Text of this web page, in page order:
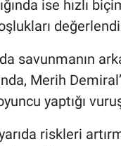
ise hızlı
savunmanın
Merih
yaptığı
riskleri